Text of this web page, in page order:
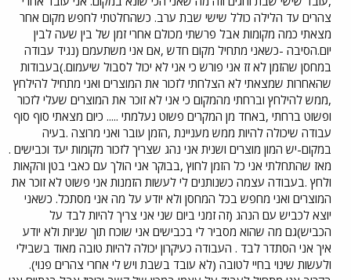
צהרים עד הלילה כולל שישי שבת ערב. כשהחלטתי לחפש מקום אחר
מצאתי כמה מקומות אבל פרשתי מכולם אחרי זמן של בין שעה לבין
יום.הסיבה -כשאני מתחיל מקום חדש ,אם אני משתעמם (נגיד עבודה
במחסן שהזמן לא זז אני פורש כי אני לא יכול לסבול שיעמום.)בעבודות
שהאחרות שמצאתי לא הצלחתי לזכור את המוצרים ואני מתחיל להילחץ
,ממש להילחץ וברחתי מהמקום כי אני לא זוכר את המוצרים שעלי לזכור
ופשוט ברחתי ,באחד מן המקרים פשוט נעלמתי ..... כיום מצאתי סוף סוף
עבודה שיכולה להיות ממש מעניינת ,הזמן עובר ואני מרוצה .בעיה
במקום-יש המון מוצרים ושנית אני נהג שצריך לזכור מקומות יעד וכבישים .
מאז שהתחלתי אני כל הזמן לחוץ ,בבוקר אני הולך עם כאבי בטן והקאות
ולחץ .בעבודה עצמה כשנותנים לי לעשות הזמנות אני פשוט לא זוכר את
המוצרים ואני מחפש בכל המחסן ולא יודע על מה אני מסתכל. כשאני
יוצא לכביש עם הנהג (זה זמני ביום שני אני צריך להיות לבד על
הכביש)גם מה שהוא מסביר לי בכבישים אני שוכח תוך שניות ולא יודע
איך אני הסתדר לבד . העבודה כעיקרון יכולה להיות טובה מאוד בשבילי
ולעשות שינוי בחיי לטובה (לא עובד בשבת ויש לי אחרי צהרים פנוי).